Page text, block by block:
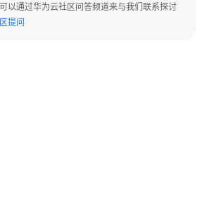
以通过华为云社区问答频道来与我们联系探讨
提问